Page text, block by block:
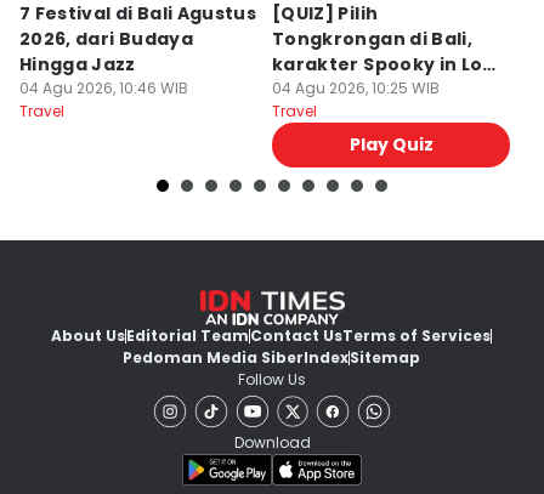
7 Festival di Bali Agustus
2026, dari Budaya
Hingga Jazz
04 Agu 2026, 10:46 WIB
Travel
[QUIZ] Pilih
Tongkrongan di Bali,
karakter Spooky in Love
Ini Mirip Kamu
04 Agu 2026, 10:25 WIB
Travel
Play Quiz
About UsEditorial TeamContact UsTerms of Services
Pedoman Media SiberIndexSitemap
Follow Us
Download